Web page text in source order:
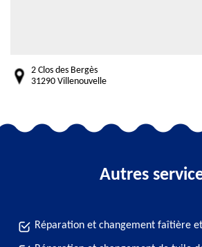
2 Clos des Bergès
31290 Villenouvelle
Autres
Réparation et changement faîtière